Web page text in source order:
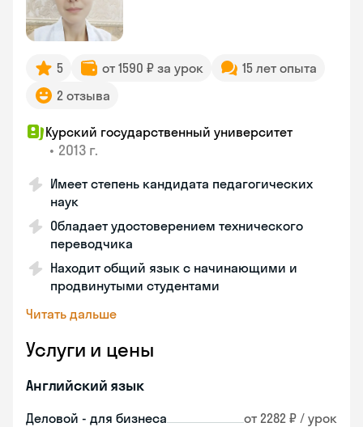
5 от 1590 ₽ за урок
15 лет опыта
2 отзыва
Курский государственный университет
• 2013 г.
Имеет степень кандидата педагогических
наук
Обладает удостоверением технического
переводчика
Находит общий язык с начинающими и
продвинутыми студентами
Читать дальше
Услуги и цены
Английский язык
Деловой - для бизнеса от 2282 ₽ / урок